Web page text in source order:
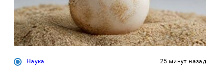
Наука 25 минут назад